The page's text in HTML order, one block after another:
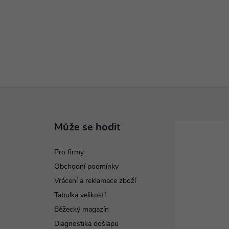
Může se hodit
Pro firmy
Obchodní podmínky
Vrácení a reklamace zboží
Tabulka velikostí
Běžecký magazín
Diagnostika došlapu